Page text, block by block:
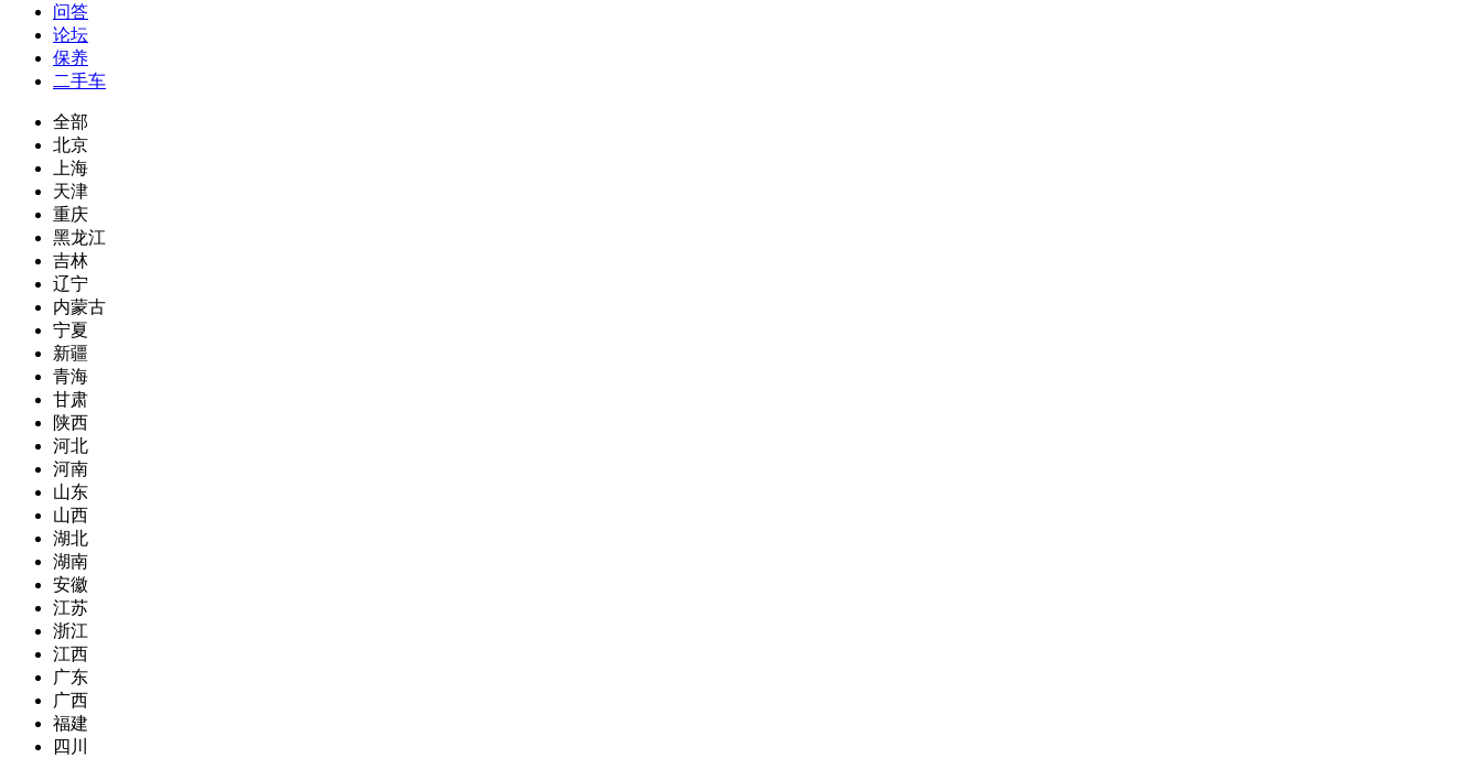
问答
论坛
保养
二手车
全部
北京
上海
天津
重庆
黑龙江
吉林
辽宁
内蒙古
宁夏
新疆
青海
甘肃
陕西
河北
河南
山东
山西
湖北
湖南
安徽
江苏
浙江
江西
广东
广西
福建
四川